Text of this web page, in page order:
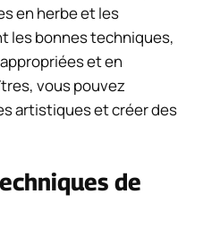
en herbe et les
les bonnes techniques,
et en
vous pouvez
artistiques et créer des
de